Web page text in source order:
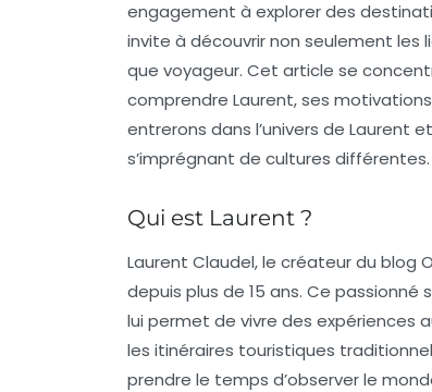
engagement à explorer des
invite à découvrir non seulement les
que voyageur. Cet article se
comprendre Laurent, ses
entrerons dans l’univers de
s’imprégnant de cultures différentes.
Qui est Laurent ?
Laurent Claudel, le créateur du blog
depuis plus de 15 ans. Ce passionné
lui permet de vivre des expériences
les itinéraires touristiques
prendre le temps d’observer le